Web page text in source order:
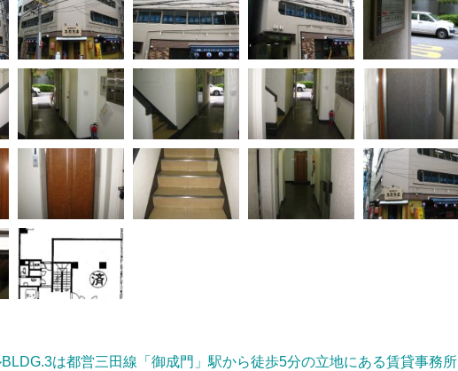
は都営三田線「御成門」駅から徒歩5分の立地にある賃貸事務所